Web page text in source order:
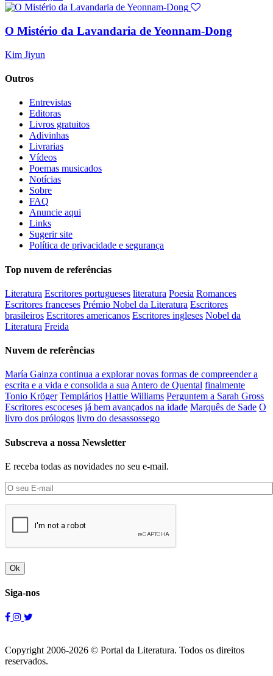
O Mistério da Lavandaria de Yeonnam-Dong
Kim Jiyun
Outros
Entrevistas
Editoras
Livros gratuitos
Adivinhas
Livrarias
Vídeos
Poemas musicados
Notícias
Sobre
FAQ
Anuncie aqui
Links
Sugerir site
Política de privacidade e segurança
Top nuvem de referências
Literatura Escritores portugueses literatura Poesia Romances
Escritores franceses Prémio Nobel da Literatura Escritores
brasileiros Escritores americanos Escritores ingleses Nobel da
Literatura Freida
Nuvem de referências
María Gainza continua a explorar novas formas de compreender a
escrita e a vida e consolida a suaAntero de Quental finalmente
Tonio Kröger Templários Hattie Williams Perguntem a Sarah Gross
Escritores escoceses já bem avançados na idade Marquês de Sade O
livro dos prólogos livro do desassossego
Subscreva a nossa Newsletter
E receba todas as novidades no seu e-mail.
Ok
Siga-nos
Copyright 2006-2026 © Portal da Literatura. Todos os direitos
reservados.